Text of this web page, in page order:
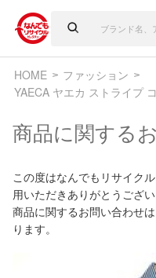
HOME
ファッション
YAECA ヤエカ ストライプ
商品に関する
この度はなんでもリサイク
用いただきありがとうござい
商品に関するお問い合わせ
ります。